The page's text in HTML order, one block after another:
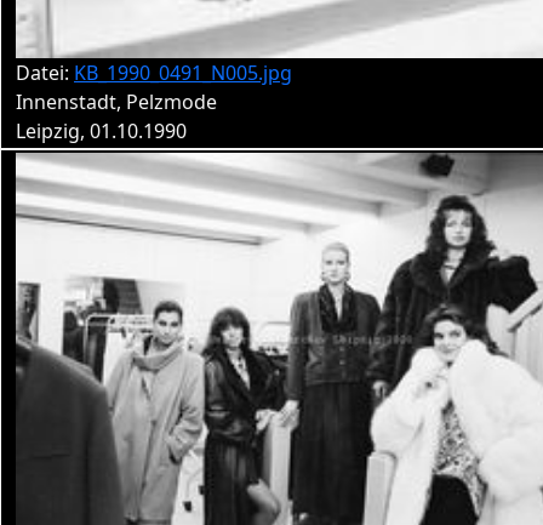
Datei: KB_1990_0491_N005.jpg
Innenstadt, Pelzmode
Leipzig, 01.10.1990